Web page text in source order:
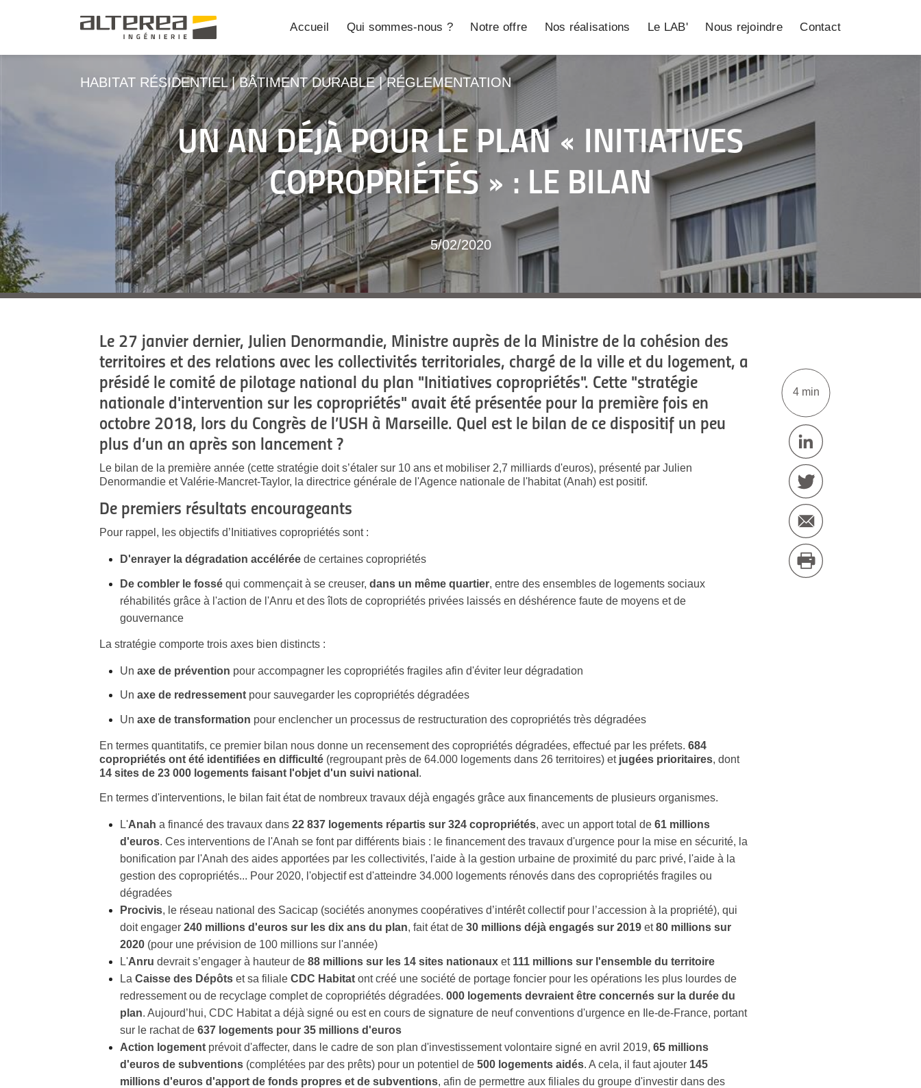
Accueil Qui sommes-nous ? Notre offre Nos réalisations Le LAB' Nous rejoindre Contact
HABITAT RÉSIDENTIEL|BÂTIMENT DURABLE|RÉGLEMENTATION
UN AN DÉJÀ POUR LE PLAN « INITIATIVES
COPROPRIÉTÉS » : LE BILAN
5/02/2020
4 min
Le 27 janvier dernier, Julien Denormandie, Ministre auprès de la Ministre de la cohésion des
territoires et des relations avec les collectivités territoriales, chargé de la ville et du logement, a
présidé le comité de pilotage national du plan "Initiatives copropriétés". Cette "stratégie
nationale d'intervention sur les copropriétés" avait été présentée pour la première fois en
octobre 2018, lors du Congrès de l’USH à Marseille. Quel est le bilan de ce dispositif un peu
plus d’un an après son lancement ?
Le bilan de la première année (cette stratégie doit s’étaler sur 10 ans et mobiliser 2,7 milliards d'euros), présenté par Julien
Denormandie et Valérie-Mancret-Taylor, la directrice générale de l'Agence nationale de l'habitat (Anah) est positif.
De premiers résultats encourageants
Pour rappel, les objectifs d’Initiatives copropriétés sont :
D'enrayer la dégradation accélérée de certaines copropriétés
De combler le fossé qui commençait à se creuser, dans un même quartier, entre des ensembles de logements sociaux
réhabilités grâce à l'action de l'Anru et des îlots de copropriétés privées laissés en déshérence faute de moyens et de
gouvernance
La stratégie comporte trois axes bien distincts :
Un axe de prévention pour accompagner les copropriétés fragiles afin d'éviter leur dégradation
Un axe de redressement pour sauvegarder les copropriétés dégradées
Un axe de transformation pour enclencher un processus de restructuration des copropriétés très dégradées
En termes quantitatifs, ce premier bilan nous donne un recensement des copropriétés dégradées, effectué par les préfets. 684
copropriétés ont été identifiées en difficulté (regroupant près de 64.000 logements dans 26 territoires) et jugées prioritaires, dont
14 sites de 23 000 logements faisant l'objet d'un suivi national .
En termes d'interventions, le bilan fait état de nombreux travaux déjà engagés grâce aux financements de plusieurs organismes.
L'Anah a financé des travaux dans 22 837 logements répartis sur 324 copropriétés, avec un apport total de 61 millions
d'euros. Ces interventions de l'Anah se font par différents biais : le financement des travaux d'urgence pour la mise en sécurité, la
bonification par l'Anah des aides apportées par les collectivités, l'aide à la gestion urbaine de proximité du parc privé, l'aide à la
gestion des copropriétés... Pour 2020, l'objectif est d'atteindre 34.000 logements rénovés dans des copropriétés fragiles ou
dégradées
Procivis, le réseau national des Sacicap (sociétés anonymes coopératives d’intérêt collectif pour l’accession à la propriété), qui
doit engager 240 millions d'euros sur les dix ans du plan, fait état de 30 millions déjà engagés sur 2019 et80 millions sur
2020 (pour une prévision de 100 millions sur l'année)
L'Anru devrait s’engager à hauteur de 88 millions sur les 14 sites nationaux et 111 millions sur l'ensemble du territoire
La Caisse des Dépôts et sa filiale CDC Habitat ont créé une société de portage foncier pour les opérations les plus lourdes de
redressement ou de recyclage complet de copropriétés dégradées. 000 logements devraient être concernés sur la durée du
plan. Aujourd’hui, CDC Habitat a déjà signé ou est en cours de signature de neuf conventions d'urgence en Ile-de-France, portant
sur le rachat de 637 logements pour 35 millions d'euros
Action logement prévoit d'affecter, dans le cadre de son plan d'investissement volontaire signé en avril 2019, 65 millions
d'euros de subventions (complétées par des prêts) pour un potentiel de 500 logements aidés. A cela, il faut ajouter 145
millions d'euros d'apport de fonds propres et de subventions, afin de permettre aux filiales du groupe d'investir dans des